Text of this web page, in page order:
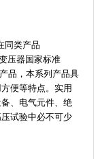
类产品
压器国家标准
品，本系列产品具
便等特点。实用
、电气元件、绝
试验中必不可少